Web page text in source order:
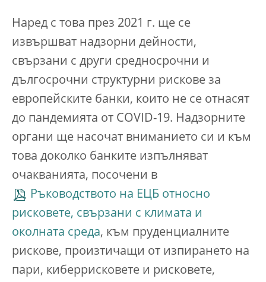
Наред с това през 2021 г. ще се
извършват надзорни дейности,
свързани с други средносрочни и
дългосрочни структурни рискове за
европейските банки, които не се отнасят
до пандемията от COVID-19. Надзорните
органи ще насочат вниманието си и към
това доколко банките изпълняват
очакванията, посочени в
Ръководството на ЕЦБ относно
рисковете, свързани с климата и
околната среда, към пруденциалните
рискове, произтичащи от изпирането на
пари, киберрисковете и рисковете,